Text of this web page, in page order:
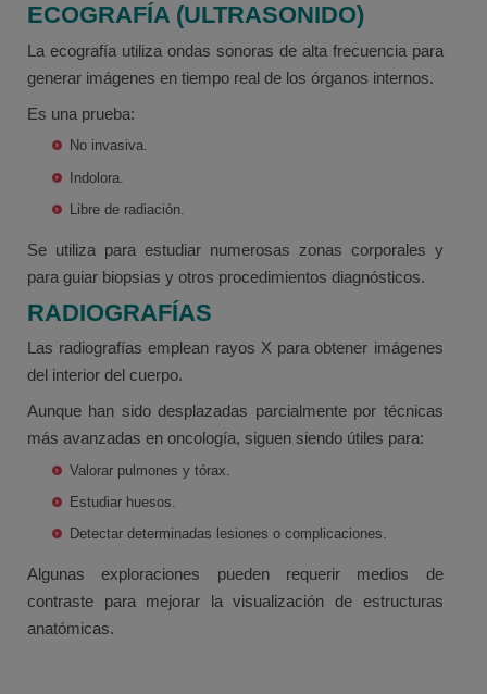
ECOGRAFÍA (ULTRASONIDO)
La ecografía utiliza ondas sonoras de alta frecuencia para
generar imágenes en tiempo real de los órganos internos.
Es una prueba:
No invasiva.
Indolora.
Libre de radiación.
Se utiliza para estudiar numerosas zonas corporales y
para guiar biopsias y otros procedimientos diagnósticos.
RADIOGRAFÍAS
Las radiografías emplean rayos X para obtener imágenes
del interior del cuerpo.
Aunque han sido desplazadas parcialmente por técnicas
más avanzadas en oncología, siguen siendo útiles para:
Valorar pulmones y tórax.
Estudiar huesos.
Detectar determinadas lesiones o complicaciones.
Algunas exploraciones pueden requerir medios de
contraste para mejorar la visualización de estructuras
anatómicas.